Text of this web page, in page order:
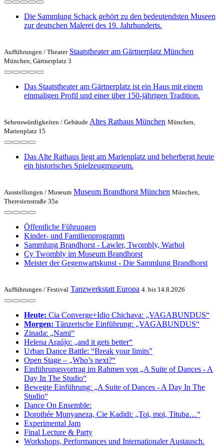
Die Sammlung Schack gehört zu den bedeutendsten Museen
zur deutschen Malerei des 19. Jahrhunderts.
Aufführungen / Theater Staatstheater am Gärtnerplatz München
München, Gärtnerplatz 3
Das Staatstheater am Gärtnerplatz ist ein Haus mit einem
einmaligen Profil und einer über 150-jährigen Tradition.
Sehenswürdigkeiten / Gebäude Altes Rathaus München München,
Marienplatz 15
Das Alte Rathaus liegt am Marienplatz und beherbergt heute
ein historisches Spielzeugmuseum.
Ausstellungen / Museum Museum Brandhorst München München,
Theresienstraße 35a
Öffentliche Führungen
Kinder- und Familienprogramm
Sammlung Brandhorst - Lawler, Twombly, Warhol
Cy Twombly im Museum Brandhorst
Meister der Gegenwartskunst - Die Sammlung Brandhorst
Aufführungen / Festival Tanzwerkstatt Europa 4. bis 14.8.2026
Heute: Cia Converge+Idio Chichava: „VAGABUNDUS“
Morgen: Tänzerische Einführung: „VAGABUNDUS“
Zinada: „Nami“
Helena Araújo: „and it gets better“
Urban Dance Battle: “Break your limits”
Open Stage – „Who’s next?“
Einführungsvortrag im Rahmen von „A Suite of Dances - A
Day In The Studio“
Bewegte Einführung: „A Suite of Dances - A Day In The
Studio“
Dance On Ensemble:
Dorothée Munyaneza, Cie Kadidi: „Toi, moi, Tituba…“
Experimental Jam
Final Lecture & Party
Workshops, Performances und Internationaler Austausch.